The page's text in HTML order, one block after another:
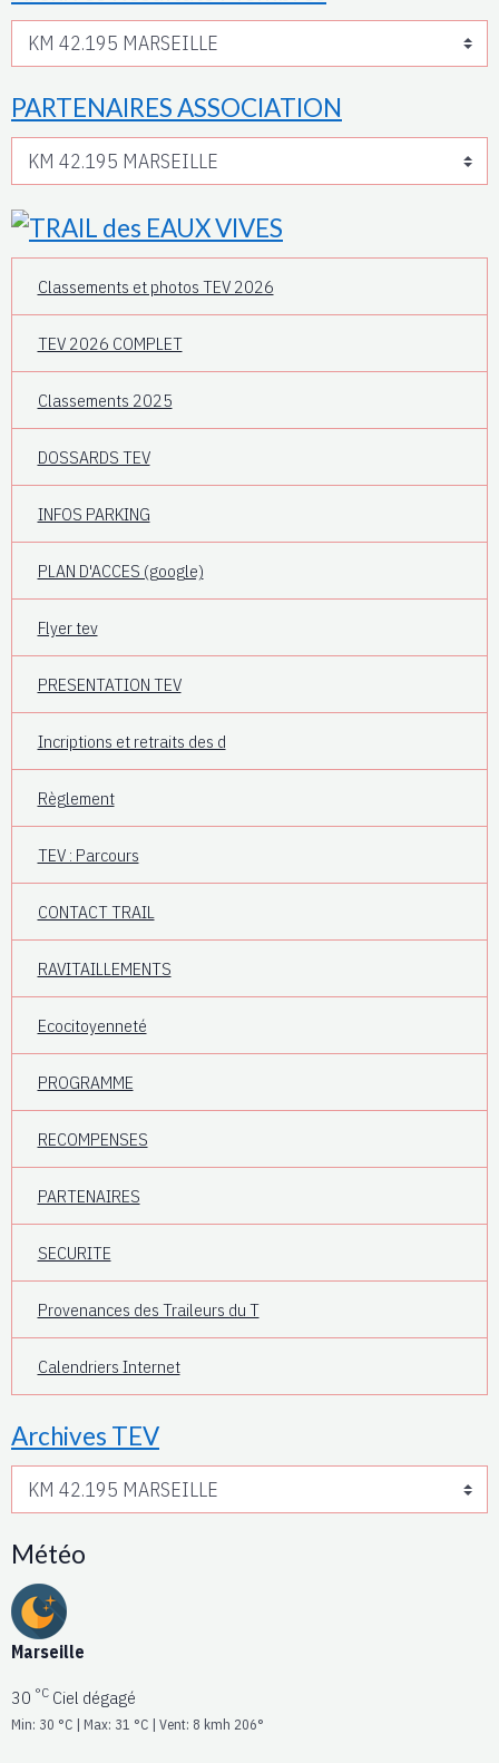
PARTENAIRES ASSOCIATION
Classements et photos TEV 2026
TEV 2026 COMPLET
Classements 2025
DOSSARDS TEV
INFOS PARKING
PLAN D'ACCES (google)
Flyer tev
PRESENTATION TEV
Incriptions et retraits des d
Règlement
TEV : Parcours
CONTACT TRAIL
RAVITAILLEMENTS
Ecocitoyenneté
PROGRAMME
RECOMPENSES
PARTENAIRES
SECURITE
Provenances des Traileurs du T
Calendriers Internet
Archives TEV
Météo
Marseille
30 °C Ciel dégagé
Min: 30 °C | Max: 31 °C | Vent: 8 kmh 206°